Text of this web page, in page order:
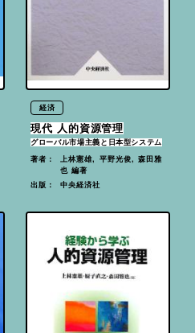
経済
現代 人的資源管理
グローバル市場主義と日本型システム
著者： 上林憲雄, 平野光俊, 森田雅
也 編著
出版： 中央経済社